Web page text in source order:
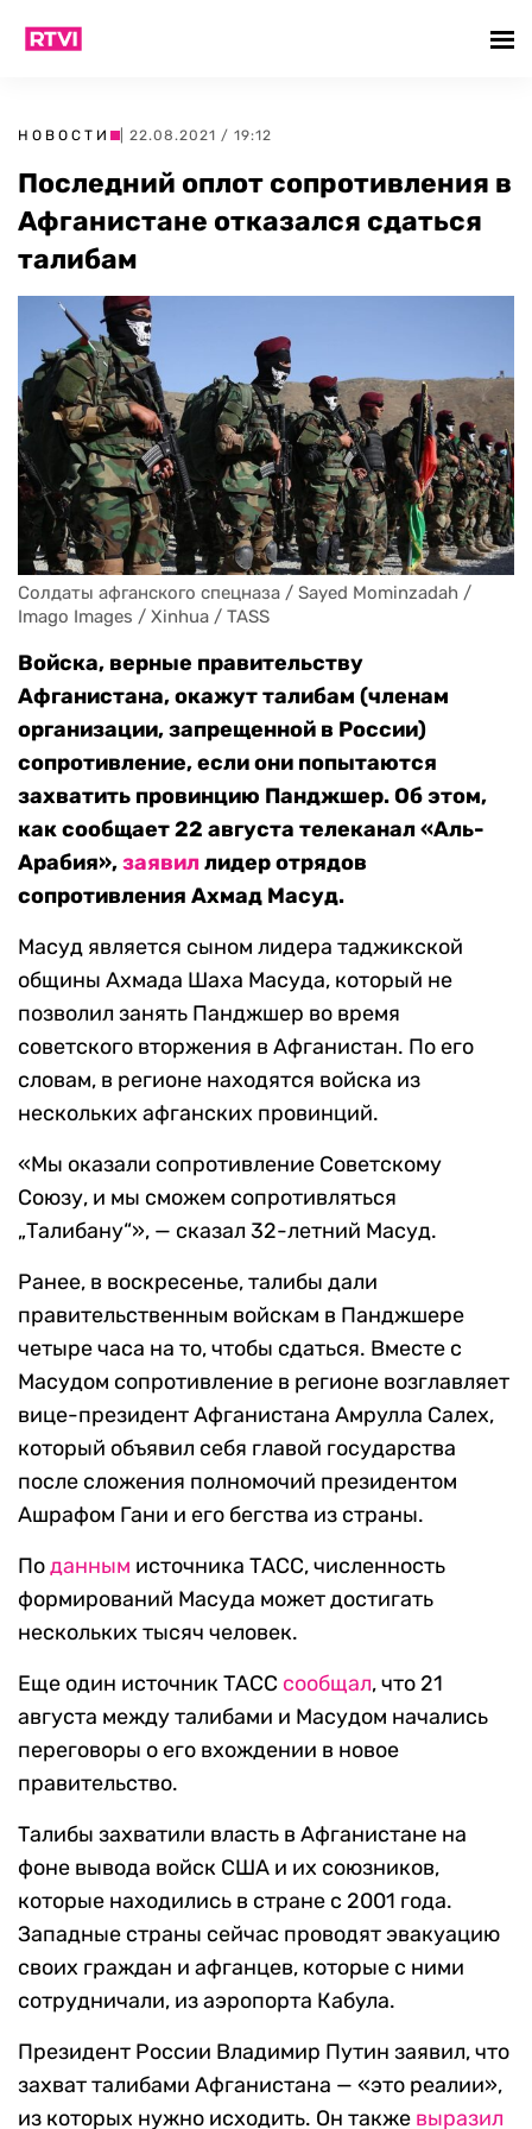
НОВОСТИ | 22.08.2021 / 19:12
Последний оплот сопротивления в
Афганистане отказался сдаться
талибам
Солдаты афганского спецназа / Sayed Mominzadah /
Imago Images / Xinhua / TASS
Войска, верные правительству
Афганистана, окажут талибам (членам
организации, запрещенной в России)
сопротивление, если они попытаются
захватить провинцию Панджшер. Об этом,
как сообщает 22 августа телеканал «Аль-
Арабия»,заявиллидер отрядов
сопротивления Ахмад Масуд.
Масуд является сыном лидера таджикской
общины Ахмада Шаха Масуда, который не
позволил занять Панджшер во время
советского вторжения в Афганистан. По его
словам, в регионе находятся войска из
нескольких афганских провинций.
«Мы оказали сопротивление Советскому
Союзу, и мы сможем сопротивляться
„Талибану“», — сказал 32-летний Масуд.
Ранее, в воскресенье, талибы дали
правительственным войскам в Панджшере
четыре часа на то, чтобы сдаться. Вместе с
Масудом сопротивление в регионе возглавляет
вице-президент Афганистана Амрулла Салех,
который объявил себя главой государства
после сложения полномочий президентом
Ашрафом Гани и его бегства из страны.
Поданным источника ТАСС, численность
формирований Масуда может достигать
нескольких тысяч человек.
Еще один источник ТАСС сообщал, что 21
августа между талибами и Масудом начались
переговоры о его вхождении в новое
правительство.
Талибы захватили власть в Афганистане на
фоне вывода войск США и их союзников,
которые находились в стране с 2001 года.
Западные страны сейчас проводят эвакуацию
своих граждан и афганцев, которые с ними
сотрудничали, из аэропорта Кабула.
Президент России Владимир Путин заявил, что
захват талибами Афганистана — «это реалии»,
из которых нужно исходить. Он также выразил